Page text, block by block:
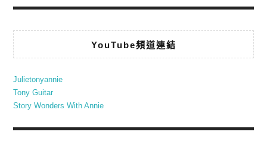
YouTube頻道連結
Julietonyannie
Tony Guitar
Story Wonders With Annie